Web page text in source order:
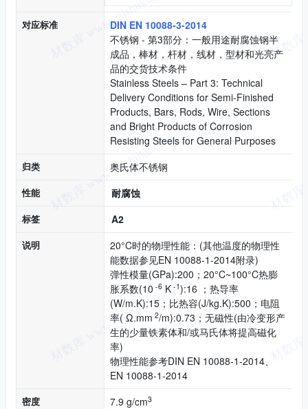
对应标准
DIN EN 10088-3-2014
不锈钢 - 第3部分：一般用途耐腐蚀钢半
成品，棒材，杆材，线材，型材和光亮产
品的交货技术条件
Stainless Steels – Part 3: Technical
Delivery Conditions for Semi-Finished
Products, Bars, Rods, Wire, Sections
and Bright Products of Corrosion
Resisting Steels for General Purposes
归类 奥氏体不锈钢
性能 耐腐蚀
标签 A2
说明
20°C时的物理性能：(其他温度的物理性
能数据参见EN 10088-1-2014附录)
弹性模量(GPa):200；20°C~100°C热膨
胀系数(10 -6 K -1):16 ；热导率
(W/m.K):15；比热容(J/kg.K):500；电阻
率( Ω.mm 2/m):0.73；无磁性(由冷变形产
生的少量铁素体和/或马氏体将提高磁化
率)
物理性能参考DIN EN 10088-1-2014、
EN 10088-1-2014
密度 7.9 g/cm3